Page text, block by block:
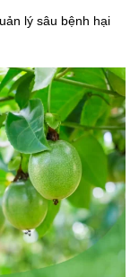
lý sâu bệnh hại